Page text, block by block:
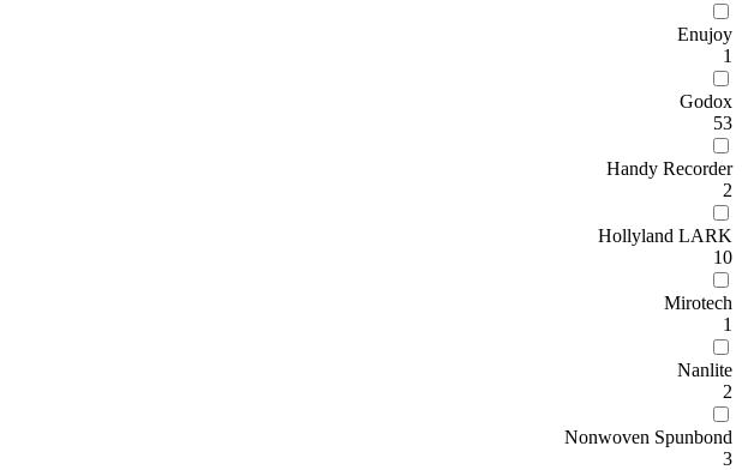
Enujoy
1
Godox
53
Handy Recorder
2
Hollyland LARK
10
Mirotech
1
Nanlite
2
Nonwoven Spunbond
3